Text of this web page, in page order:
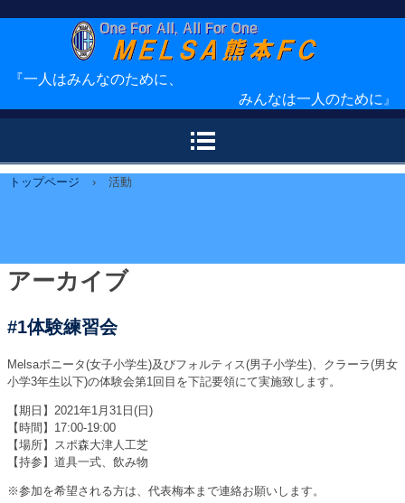
ＭＥＬＳＡ熊本ＦＣ
『一人はみんなのために、
みんなは一人のために 』
トップページ › 活動
アーカイブ
#1体験練習会
Melsaボニータ(女子小学生)及びフォルティス(男子小学生)、クラーラ(男女
小学3年生以下)の体験会第1回目を下記要領にて実施致します。
【期日】2021年1月31日(日)
【時間】17:00-19:00
【場所】スポ森大津人工芝
【持参】道具一式、飲み物
※参加を希望される方は、代表梅本まで連絡お願いします。